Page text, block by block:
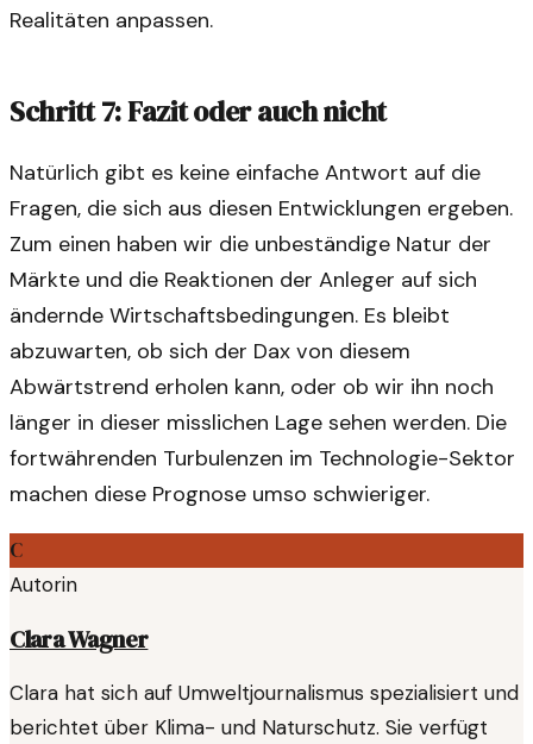
Realitäten anpassen.
Schritt 7: Fazit oder auch nicht
Natürlich gibt es keine einfache Antwort auf die
Fragen, die sich aus diesen Entwicklungen ergeben.
Zum einen haben wir die unbeständige Natur der
Märkte und die Reaktionen der Anleger auf sich
ändernde Wirtschaftsbedingungen. Es bleibt
abzuwarten, ob sich der Dax von diesem
Abwärtstrend erholen kann, oder ob wir ihn noch
länger in dieser misslichen Lage sehen werden. Die
fortwährenden Turbulenzen im Technologie-Sektor
machen diese Prognose umso schwieriger.
C
Autorin
Clara Wagner
Clara hat sich auf Umweltjournalismus spezialisiert und
berichtet über Klima- und Naturschutz. Sie verfügt